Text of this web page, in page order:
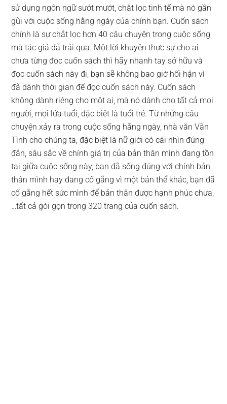
sử dụng ngôn ngữ sướt mướt, chắt lọc tinh tế mà nó gần
gũi với cuộc sống hằng ngày của chính bạn. Cuốn sách
chính là sự chắt lọc hơn 40 câu chuyện trong cuộc sống
mà tác giả đã trải qua. Một lời khuyên thực sự cho ai
chưa từng đọc cuốn sách thì hãy nhanh tay sở hữu và
đọc cuốn sách này đi, bạn sẽ không bao giờ hối hận vì
đã dành thời gian để đọc cuốn sách này. Cuốn sách
không dành riêng cho một ai, mà nó dành cho tất cả mọi
người, mọi lứa tuổi, đặc biệt là tuổi trẻ. Từ những câu
chuyện xảy ra trong cuộc sống hằng ngày, nhà văn Vãn
Tình cho chúng ta, đặc biệt là nữ giới có cái nhìn đúng
đắn, sâu sắc về chính giá trị của bản thân mình đang tồn
tại giữa cuộc sống này, bạn đã sống đúng với chính bản
thân mình hay đang cố gắng vì một bản thể khác, bạn đã
cố gắng hết sức mình để bản thân được hạnh phúc chưa,
…tất cả gói gọn trong 320 trang của cuốn sách.